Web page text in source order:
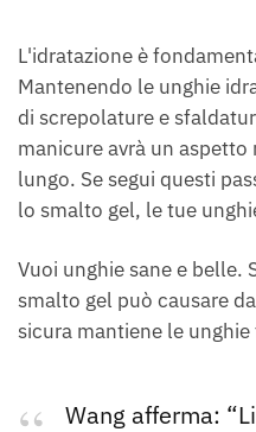
L'idratazione è
Mantenendo le unghie
di screpolature e
manicure avrà un
lungo. Se segui questi
lo smalto gel, le tue
Vuoi unghie sane e belle.
smalto gel può causare
sicura mantiene le
Wang afferma: